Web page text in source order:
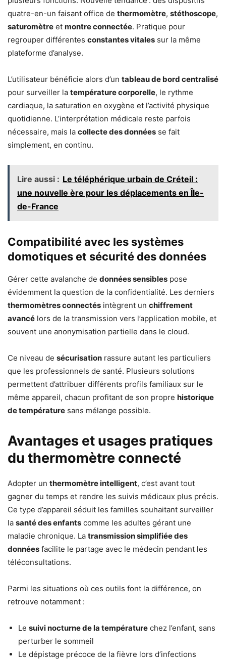
quatre-en-un faisant office de thermomètre, stéthoscope,
saturomètre et montre connectée. Pratique pour
regrouper différentes constantes vitales sur la même
plateforme d’analyse.
L’utilisateur bénéficie alors d’un tableau de bord centralisé
pour surveiller la température corporelle, le rythme
cardiaque, la saturation en oxygène et l’activité physique
quotidienne. L’interprétation médicale reste parfois
nécessaire, mais la collecte des données se fait
simplement, en continu.
Lire aussi : Le téléphérique urbain de Créteil :
une nouvelle ère pour les déplacements en Île-
de-France
Compatibilité avec les systèmes
domotiques et sécurité des données
Gérer cette avalanche de données sensibles pose
évidemment la question de la confidentialité. Les derniers
thermomètres connectés intègrent un chiffrement
avancé lors de la transmission vers l’application mobile, et
souvent une anonymisation partielle dans le cloud.
Ce niveau de sécurisation rassure autant les particuliers
que les professionnels de santé. Plusieurs solutions
permettent d’attribuer différents profils familiaux sur le
même appareil, chacun profitant de son propre historique
de température sans mélange possible.
Avantages et usages pratiques
du thermomètre connecté
Adopter un thermomètre intelligent, c’est avant tout
gagner du temps et rendre les suivis médicaux plus précis.
Ce type d’appareil séduit les familles souhaitant surveiller
la santé des enfants comme les adultes gérant une
maladie chronique. La transmission simplifiée des
données facilite le partage avec le médecin pendant les
téléconsultations.
Parmi les situations où ces outils font la différence, on
retrouve notamment :
Le suivi nocturne de la température chez l’enfant, sans
perturber le sommeil
Le dépistage précoce de la fièvre lors d’infections